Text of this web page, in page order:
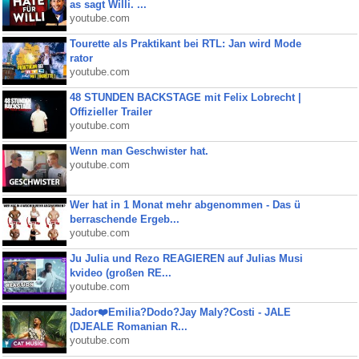
as sagt Willi. ...
youtube.com
Tourette als Praktikant bei RTL: Jan wird Mode
rator
youtube.com
48 STUNDEN BACKSTAGE mit Felix Lobrecht |
Offizieller Trailer
youtube.com
Wenn man Geschwister hat.
youtube.com
Wer hat in 1 Monat mehr abgenommen - Das ü
berraschende Ergeb...
youtube.com
Ju Julia und Rezo REAGIEREN auf Julias Musi
kvideo (großen RE...
youtube.com
Jador❤️Emilia?Dodo?Jay Maly?Costi - JALE
(DJEALE Romanian R...
youtube.com